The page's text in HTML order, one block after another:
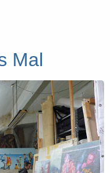
Mal